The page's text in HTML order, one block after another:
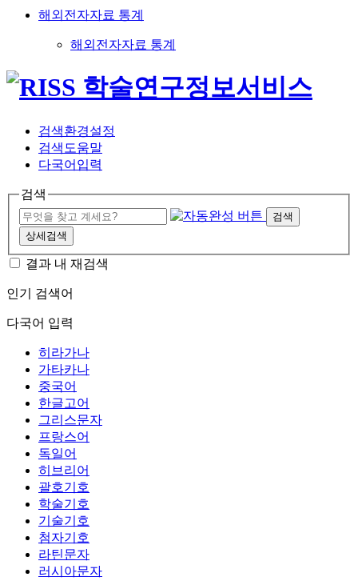
해외전자자료 통계
해외전자자료 통계
검색환경설정
검색도움말
다국어입력
검색
검색
상세검색
결과 내 재검색
인기 검색어
다국어 입력
히라가나
가타카나
중국어
한글고어
그리스문자
프랑스어
독일어
히브리어
괄호기호
학술기호
기술기호
첨자기호
라틴문자
러시아문자